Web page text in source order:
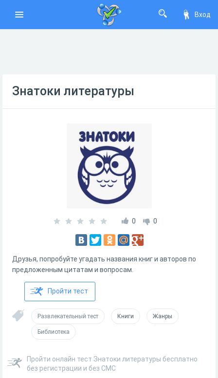
Вход
Знатоки литературы
0 0
Друзья, попробуйте угадать названия книг и авторов по
предложенным цитатам и вопросам.
Пройти тест
Развлекательный тест Книги Жанры
Библиотека
Пройти онлайн тест Знатоки литературы бесплатно
без регистрации и без СМС